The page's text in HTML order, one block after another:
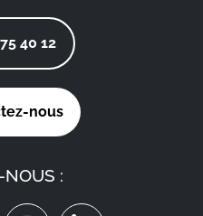
40 12
nous
: